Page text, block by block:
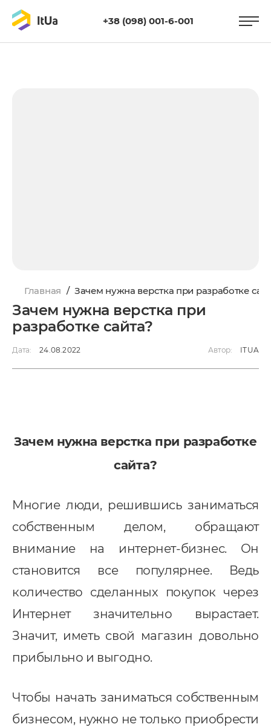
+38 (098) 001-6-001
Главная / Зачем нужна верстка при разработке
Зачем нужна верстка при
разработке сайта?
Дата: 24.08.2022 Автор: ITUA
Зачем нужна верстка при разработке
сайта?
Многие люди, решившись заниматься
собственным делом, обращают
внимание на интернет-бизнес. Он
становится все популярнее. Ведь
количество сделанных покупок через
Интернет значительно вырастает.
Значит, иметь свой магазин довольно
прибыльно и выгодно.
Чтобы начать заниматься собственным
бизнесом, нужно не только приобрести